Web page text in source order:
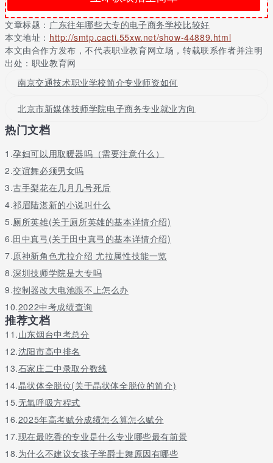
学术交流
学校积极开展国际化人才培养和应用型本科人才培养。先后与英
国、荷兰、中国台湾、新西兰、澳洲、芬兰、韩国等国家和地区10
多所高校合作，开展学生境外交流学习、带薪实习等项目。经广东
省教育厅批准与仲恺农业工程学院、广州大学松田学院(广州应用科
技学院)在畜牧兽医、园艺技术、药品生物技术、会计、商务英语、
视觉传播设计与制作和影视动画等专业开展高本衔接人才培养，学
生毕业获得全日制本科学历。
发展方向
展望未来，学院将以“团结、勤奋、求实、创新”的校训来体现时代
精神，努力在“十一五”发展期间把学院建设成为广东省高等职业教
育示范学校，为广东乃至全国培养更多高素质的在生产、建设、服
务、管理第一线的高技能人才。学院坚持以就业为导向、以服务为
宗旨，大力推进校企合作、工学结合人才培养模式的教育教学改
革，并实行“双证书”制度，能为学生提供80多种职业技术资格培
训、考试。学院毕业生具有较强的社会适应能力和就业竞争能力，
毕业生就业率均达到97%以上。
现在是互联网的世界，电子商务也随之发展的越来越好，相对电商
专业的人员存在着很大的需求，所以学习电子商务专业是不错的选
择。小编觉得同学们学会了这些技能之后，熟练了专业技能，才能
做自己想做的事，打好基础才能成事，可以计划安排自己未来的规
划，朝着一步一步的前进。
老师
文章标题： 广东往年哪些大专的电子商务学校比较好
本文地址： http://smtp.cacti.55xw.net/show-44889.html
本文由合作方发布，不代表职业教育网立场，转载联系作者并注明
出处：职业教育网
南京交通技术职业学校简介专业师资如何
北京市新媒体技师学院电子商务专业就业方向
热门文档
1.孕妇可以用取暖器吗（需要注意什么）
2.交谊舞必须男女吗
3.古手梨花在几月几号死后
4.祁眉陆湛新的小说叫什么
5.厕所英雄(关于厕所英雄的基本详情介绍)
6.田中真弓(关于田中真弓的基本详情介绍)
7.原神新角色尤拉介绍 尤拉属性技能一览
8.深圳技师学院是大专吗
9.控制器改大电池跟不上怎么办
10.2022中考成绩查询
推荐文档
11.山东烟台中考总分
12.沈阳市高中排名
13.石家庄二中录取分数线
14.晶状体全脱位(关于晶状体全脱位的简介)
15.无氧呼吸方程式
16.2025年高考赋分成绩怎么算怎么赋分
17.现在最吃香的专业是什么专业哪些最有前景
18.为什么不建议女孩子学爵士舞原因有哪些